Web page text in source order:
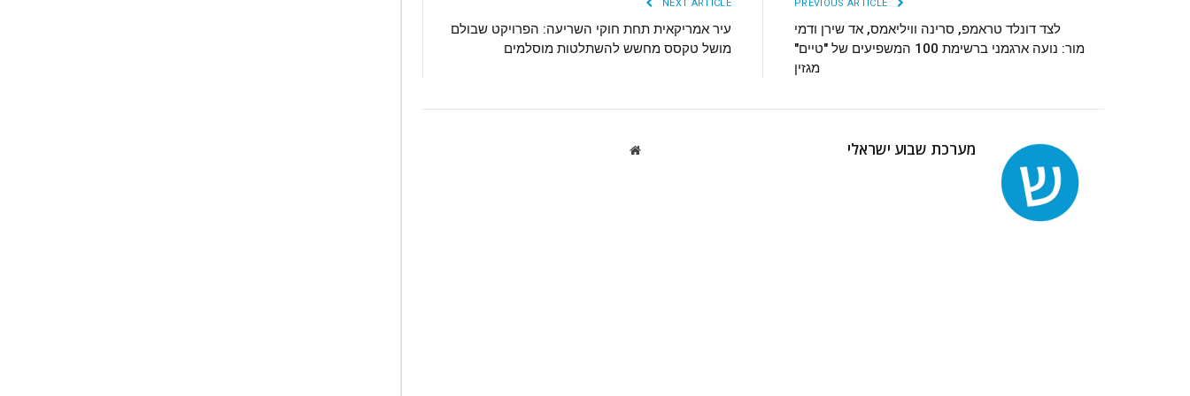
לצד דונלד טראמפ, סרינה וויליאמס, אד שירן ודמי
מור: נועה ארגמני ברשימת 100 המשפיעים של "טיים"
מגזין
NEXT ARTICLE
עיר אמריקאית תחת חוקי השריעה: הפרויקט שבולם
מושל טקסס מחשש להשתלטות מוסלמים
מערכת שבוע ישראלי Website